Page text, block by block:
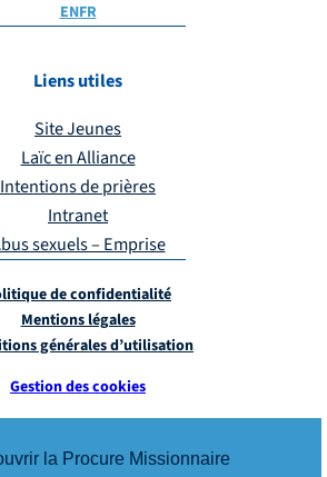
la Procure Missionnaire
ENFR
Liens utiles
Site Jeunes
Laïc en Alliance
Intentions de prières
Intranet
sexuels – Emprise
de confidentialité
Mentions légales
générales d’utilisation
Gestion des cookies